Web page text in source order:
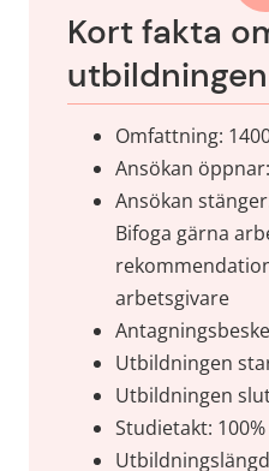
Kort fakta
utbildningen
Omfattning:
Ansökan
Ansökan
Bifoga gärna
arbetsgivare
Utbildningen
Utbildningen
Studietakt: 100%